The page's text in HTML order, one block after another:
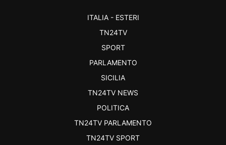
ITALIA - ESTERI
TN24TV
SPORT
PARLAMENTO
SICILIA
TN24TV NEWS
POLITICA
TN24TV PARLAMENTO
TN24TV SPORT